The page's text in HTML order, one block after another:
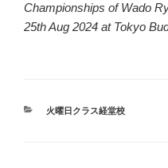
Championships of Wado
25th Aug 2024 at Tokyo
カ
火曜日クラス経堂校